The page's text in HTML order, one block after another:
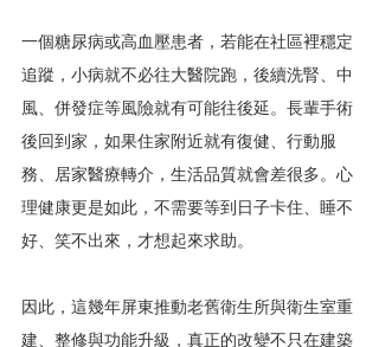
一個糖尿病或高血壓患者，若能在社區裡穩定
追蹤，小病就不必往大醫院跑，後續洗腎、中
風、併發症等風險就有可能往後延。長輩手術
後回到家，如果住家附近就有復健、行動服
務、居家醫療轉介，生活品質就會差很多。心
理健康更是如此，不需要等到日子卡住、睡不
好、笑不出來，才想起來求助。
因此，這幾年屏東推動老舊衛生所與衛生室重
建、整修與功能升級，真正的改變不只在建築